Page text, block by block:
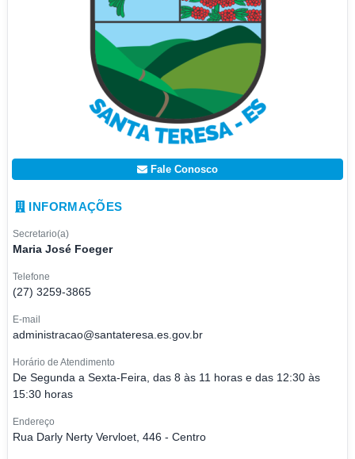
Fale Conosco
INFORMAÇÕES
Secretario(a)
Maria José Foeger
Telefone
(27) 3259-3865
E-mail
administracao@santateresa.es.gov.br
Horário de Atendimento
De Segunda a Sexta-Feira, das 8 às 11 horas e das 12:30 às
15:30 horas
Endereço
Rua Darly Nerty Vervloet, 446 - Centro